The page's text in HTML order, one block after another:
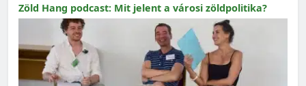
Zöld Hang podcast: Mit jelent a városi zöldpolitika?